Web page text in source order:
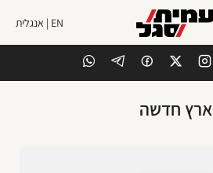
EN | אנגלית
ארץ חדשה